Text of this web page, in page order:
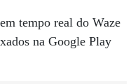
tempo real do Waze
na Google Play